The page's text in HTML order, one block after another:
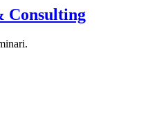
Consulting